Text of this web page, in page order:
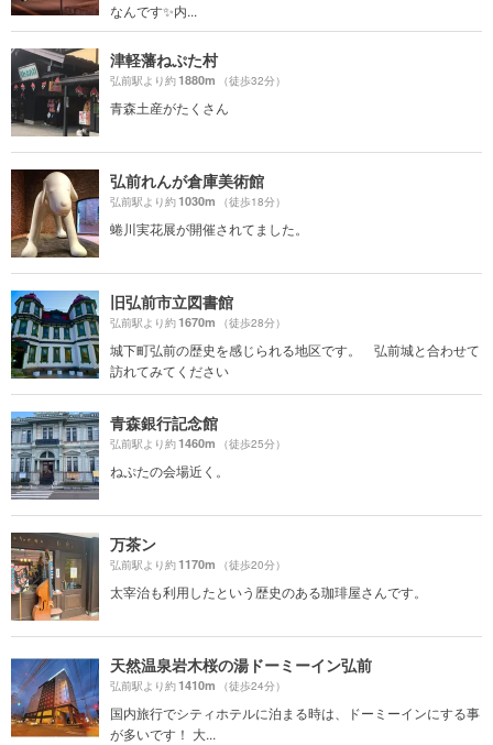
なんです✨内...
津軽藩ねぷた村
弘前駅より約1880m （徒歩32分）
青森土産がたくさん
弘前れんが倉庫美術館
弘前駅より約1030m （徒歩18分）
蜷川実花展が開催されてました。
旧弘前市立図書館
弘前駅より約1670m （徒歩28分）
城下町弘前の歴史を感じられる地区です。 弘前城と合わせて
訪れてみてください
青森銀行記念館
弘前駅より約1460m （徒歩25分）
ねぷたの会場近く。
万茶ン
弘前駅より約1170m （徒歩20分）
太宰治も利用したという歴史のある珈琲屋さんです。
天然温泉岩木桜の湯ドーミーイン弘前
弘前駅より約1410m （徒歩24分）
国内旅行でシティホテルに泊まる時は、ドーミーインにする事
が多いです！ 大...